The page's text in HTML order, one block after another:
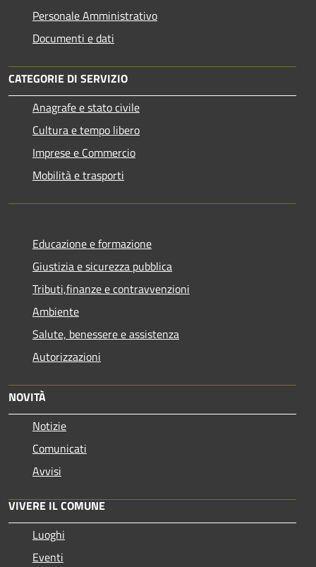
Personale Amministrativo
Documenti e dati
CATEGORIE DI SERVIZIO
Anagrafe e stato civile
Cultura e tempo libero
Imprese e Commercio
Mobilità e trasporti
Educazione e formazione
Giustizia e sicurezza pubblica
Tributi,finanze e contravvenzioni
Ambiente
Salute, benessere e assistenza
Autorizzazioni
NOVITÀ
Notizie
Comunicati
Avvisi
VIVERE IL COMUNE
Luoghi
Eventi